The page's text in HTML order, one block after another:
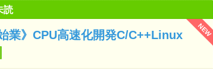
読
NEW
業》CPU高速化開発C/C++Linux